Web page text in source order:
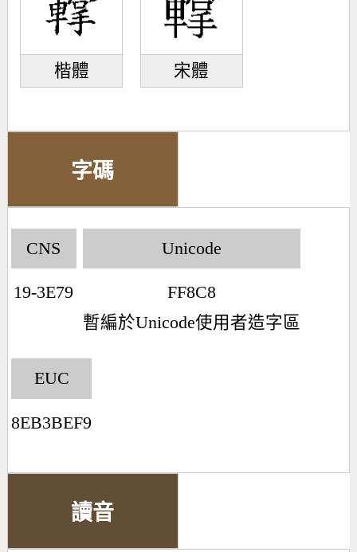
楷體 宋體
字碼
CNS
19-3E79
Unicode
FF8C8
暫編於Unicode使用者造字區
EUC
8EB3BEF9
讀音